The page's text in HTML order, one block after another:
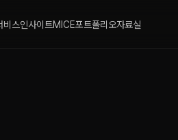
비스인사이트MICE포트폴리오자료실